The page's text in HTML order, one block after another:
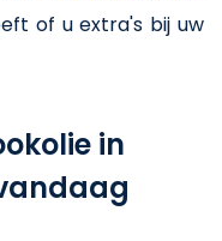
of u extra's bij uw
in